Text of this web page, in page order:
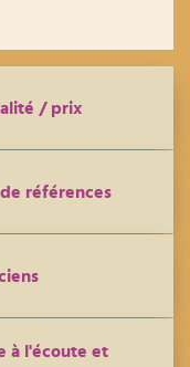
/ prix
références
à l'écoute et